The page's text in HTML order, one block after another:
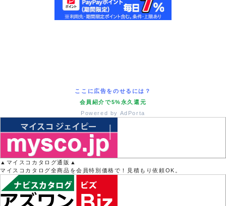
ここに広告をのせるには？
会員紹介で5%永久還元
Powered by AdPorta
▲マイスコカタログ通販▲
マイスコカタログ全商品を会員特別価格で！見積もり依頼OK。